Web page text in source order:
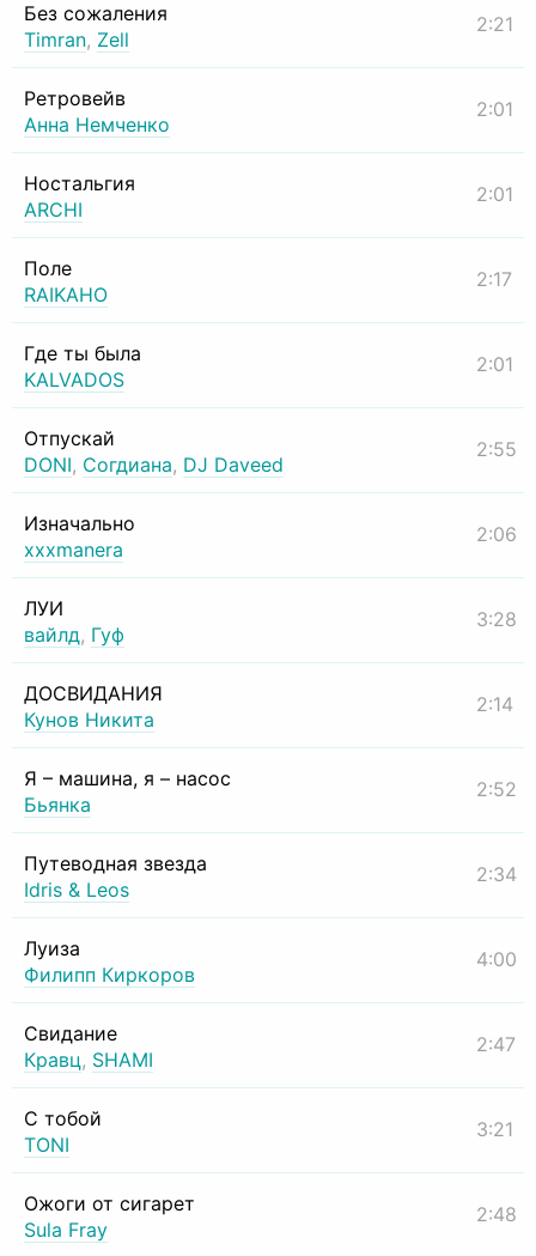
Без сожаления
Timran, Zell
2:21
Ретровейв
Анна Немченко
2:01
Ностальгия
ARCHI
2:01
Поле
RAIKAHO
2:17
Где ты была
KALVADOS
2:01
Отпускай
DONI, Согдиана, DJ Daveed
2:55
Изначально
xxxmanera
2:06
ЛУИ
вайлд, Гуф
3:28
ДОСВИДАНИЯ
Кунов Никита
2:14
Я – машина, я – насос
Бьянка
2:52
Путеводная звезда
Idris & Leos
2:34
Луиза
Филипп Киркоров
4:00
Свидание
Кравц, SHAMI
2:47
С тобой
TONI
3:21
Ожоги от сигарет
Sula Fray
2:48